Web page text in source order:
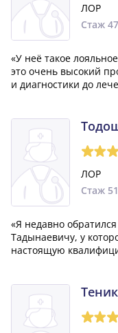
ЛОР
Стаж
«У неё такое
это очень высокий
и диагностики до
лечения, именно
ЛОР
Стаж
«Я недавно
Тадынаевичу, у
настоящую
запомнился его
Хотел...»